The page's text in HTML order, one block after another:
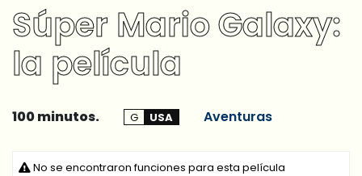
Súper Mario Galaxy:
la película
100 minutos. G USA Aventuras
No se encontraron funciones para esta película